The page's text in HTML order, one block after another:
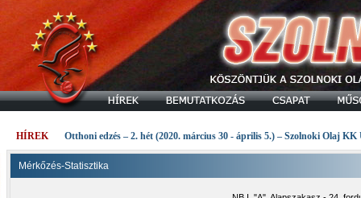
HÍREK Otthoni edzés – 2. hét (2020. március 30 - április 5.) – Szolnoki Olaj KK
Mérkőzés-Statisztika